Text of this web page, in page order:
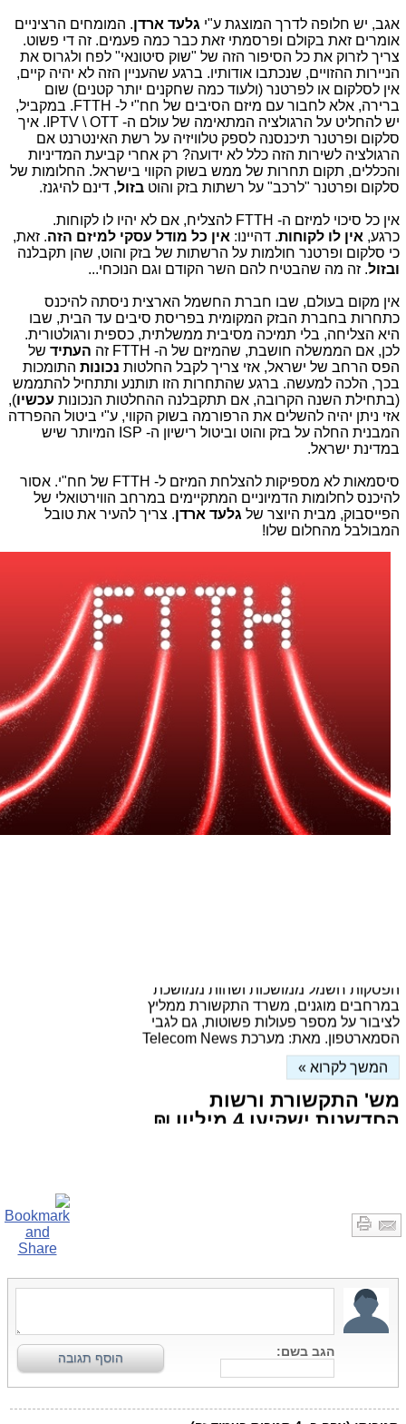
אגב, יש חלופה לדרך המוצגת ע"י גלעד ארדן. המומחים הרציניים
אומרים זאת בקולם ופרסמתי זאת כבר כמה פעמים. זה די פשוט.
צריך לזרוק את כל הסיפור הזה של "שוק סיטונאי" לפח ולגרוס את
הניירות ההזויים, שנכתבו אודותיו. ברגע שהעניין הזה לא יהיה קיים,
אין לסלקום או לפרטנר (ולעוד כמה שחקנים יותר קטנים) שום
ברירה, אלא לחבור עם מיזם הסיבים של חח"י ל- FTTH. במקביל,
יש להחליט על הרגולציה המתאימה של עולם ה- IPTV \ OTT. איך
סלקום ופרטנר תיכנסנה לספק טלוויזיה על רשת האינטרנט אם
הרגולציה לשירות הזה כלל לא ידועה? רק אחרי קביעת המדיניות
והכללים, תקום תחרות של ממש בשוק הקווי בישראל. החלומות של
סלקום ופרטנר "לרכב" על רשתות בזק והוט בזול, דינם להיגנז.
אין כל סיכוי למיזם ה- FTTH להצליח, אם לא יהיו לו לקוחות.
כרגע, אין לו לקוחות. דהיינו: אין כל מודל עסקי למיזם הזה. זאת,
כי סלקום ופרטנר חולמות על הרשתות של בזק והוט, שהן תקבלנה
ובזול. זה מה שהבטיח להם השר הקודם וגם הנוכחי...
אין מקום בעולם, שבו חברת החשמל הארצית ניסתה להיכנס
כתחרות בחברת הבזק המקומית בפריסת סיבים עד הבית, שבו
היא הצליחה, בלי תמיכה מסיבית ממשלתית, כספית ורגולטורית.
לכן, אם הממשלה חושבת, שהמיזם של ה- FTTH זה
העתיד של
הפס הרחב של ישראל, אזי צריך לקבל החלטות נכונות התומכות
בכך, הלכה למעשה. ברגע שהתחרות הזו תותנע ותתחיל להתממש
(בתחילת השנה הקרובה, אם תתקבלנה ההחלטות הנכונות עכשיו),
אזי ניתן יהיה להשלים את הרפורמה בשוק הקווי, ע"י ביטול ההפרדה
המבנית החלה על בזק והוט וביטול רישיון ה- ISP המיותר שיש
במדינת ישראל.
סיסמאות לא מספיקות להצלחת המיזם ל- FTTH של חח"י. אסור
להיכנס לחלומות הדמיוניים המתקיימים במרחב הווירטואלי של
הפייסבוק, מבית היוצר של גלעד ארדן. צריך להעיר את טובל
המבולבל מהחלום שלו!
מש' התקשורת פרסם את מדד
איכות השירות: מי חב'
התקשורת הטובה בארץ?
פורסם ב: 08/11/2022
נבדקו ספקיות האינטרנט, הסלולר, הטלפון
הנייח והסיבים האופטיים לגבי שירות
הלקוחות, השירות הטכני, זמני מענה במוקדים,
פניות הציבור וחשבונות. מאת: מערכת
במרחבים מוגנים, משרד התקשורת ממליץ
לציבור על מספר פעולות פשוטות, גם לגבי
הסמארטפון. מאת: מערכת Telecom News
המשך לקרוא »
מש' התקשורת ורשות
החדשנות ישקיעו 4 מיליון ₪
שהשותפים בה כוללים משרדי ממשלה,
רשויות מקומיות, חברות תקשורת
המשך לקרוא »
משרד התקשורת הטיל קנס
גדול על בזק בינלאומי
הטלפוני. מאת: מערכת Telecom News